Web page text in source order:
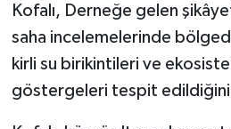
Kofalı, Derneğe gelen
saha incelemelerinde
kirli su birikintileri ve
göstergeleri tespit edildiğini
SİYASET
SPOR